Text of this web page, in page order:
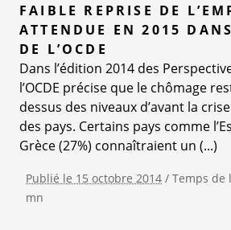
FAIBLE REPRISE DE
ATTENDUE EN 2015
DE L’OCDE
Dans l’édition 2014 des
l’OCDE précise que le chômage
dessus des niveaux d’avant la
des pays. Certains pays comme
Grèce (27%) connaîtraient un (...)
Publié le 15 octobre 2014 / Temps de
mn